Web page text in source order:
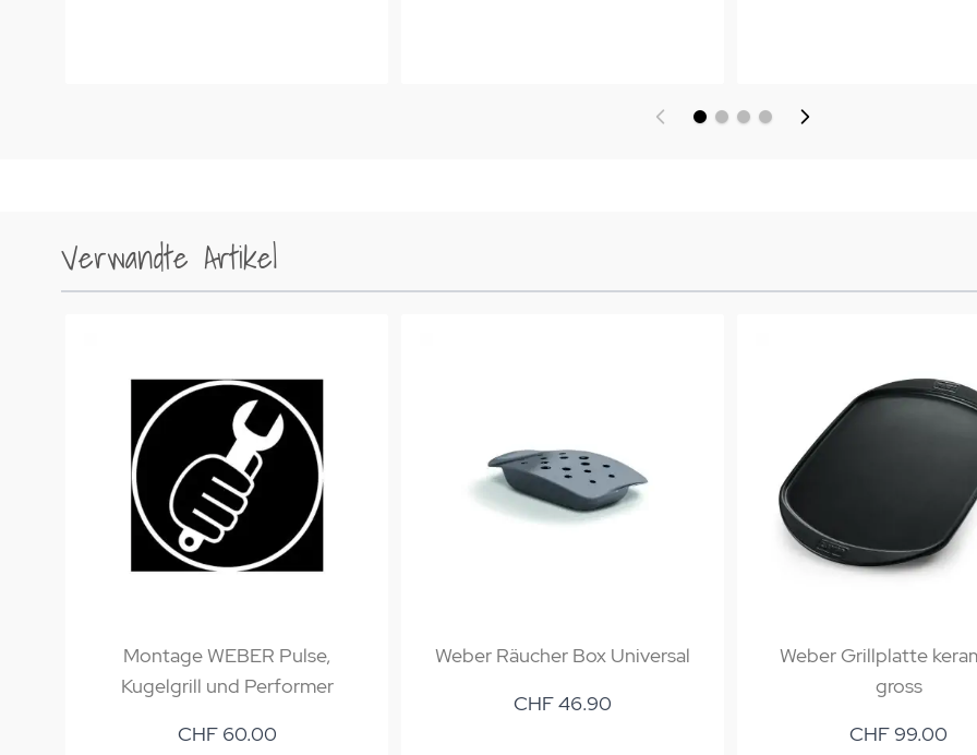
Verwandte Artikel
Montage WEBER Pulse,
Kugelgrill und Performer
CHF 60.00
Weber Räucher Box Universal
CHF 46.90
Weber Grillplatte
gross
CHF 99.00